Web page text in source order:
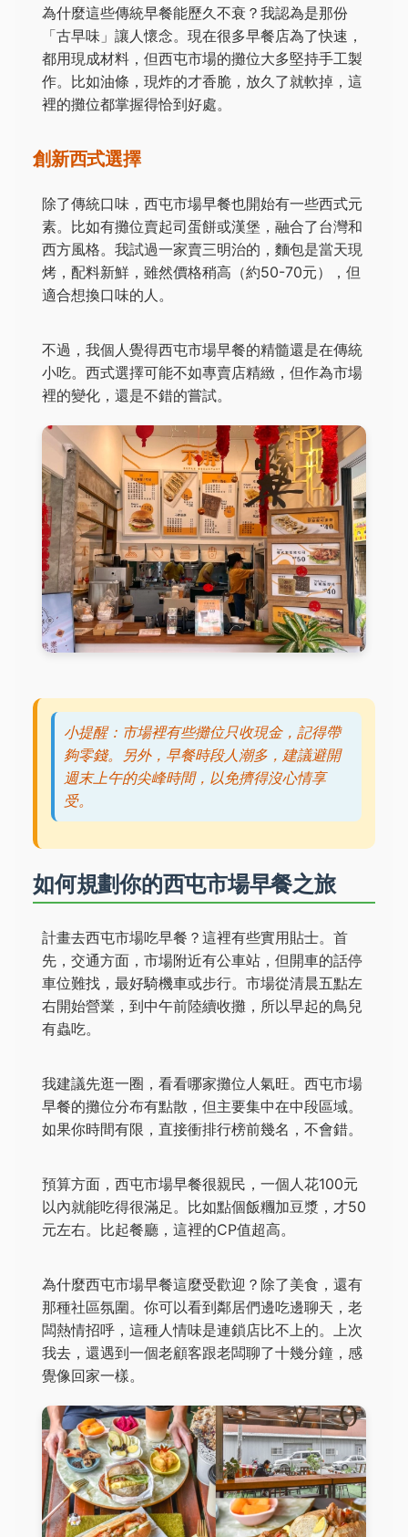
為什麼這些傳統早餐能歷久不衰？我認為是那份
「古早味」讓人懷念。現在很多早餐店為了快速，
都用現成材料，但西屯市場的攤位大多堅持手工製
作。比如油條，現炸的才香脆，放久了就軟掉，這
裡的攤位都掌握得恰到好處。
創新西式選擇
除了傳統口味，西屯市場早餐也開始有一些西式元
素。比如有攤位賣起司蛋餅或漢堡，融合了台灣和
西方風格。我試過一家賣三明治的，麵包是當天現
烤，配料新鮮，雖然價格稍高（約50-70元），但
適合想換口味的人。
不過，我個人覺得西屯市場早餐的精髓還是在傳統
小吃。西式選擇可能不如專賣店精緻，但作為市場
裡的變化，還是不錯的嘗試。
小提醒：市場裡有些攤位只收現金，記得帶
夠零錢。另外，早餐時段人潮多，建議避開
週末上午的尖峰時間，以免擠得沒心情享
受。
如何規劃你的西屯市場早餐之旅
計畫去西屯市場吃早餐？這裡有些實用貼士。首
先，交通方面，市場附近有公車站，但開車的話停
車位難找，最好騎機車或步行。市場從清晨五點左
右開始營業，到中午前陸續收攤，所以早起的鳥兒
有蟲吃。
我建議先逛一圈，看看哪家攤位人氣旺。西屯市場
早餐的攤位分布有點散，但主要集中在中段區域。
如果你時間有限，直接衝排行榜前幾名，不會錯。
預算方面，西屯市場早餐很親民，一個人花100元
以內就能吃得很滿足。比如點個飯糰加豆漿，才50
元左右。比起餐廳，這裡的CP值超高。
為什麼西屯市場早餐這麼受歡迎？除了美食，還有
那種社區氛圍。你可以看到鄰居們邊吃邊聊天，老
闆熱情招呼，這種人情味是連鎖店比不上的。上次
我去，還遇到一個老顧客跟老闆聊了十幾分鐘，感
覺像回家一樣。